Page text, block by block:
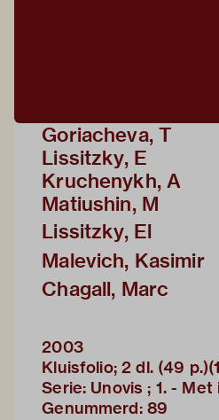
Goriacheva, T
Lissitzky, E
Kruchenykh, A
Matiushin, M
Lissitzky, El
Malevich, Kasimir
Chagall, Marc
2003
Kluisfolio; 2 dl. (49
Serie: Unovis ; 1. - Met
Genummerd: 89